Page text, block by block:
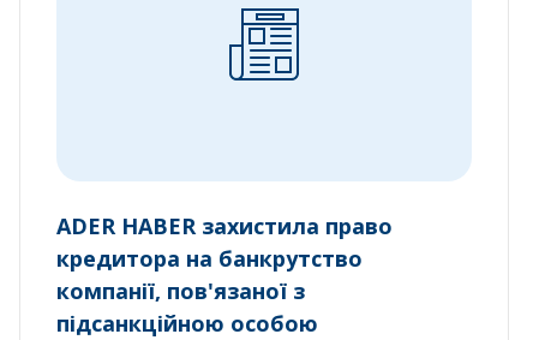
ADER HABER захистила право
кредитора на банкрутство
компанії, пов'язаної з
підсанкційною особою